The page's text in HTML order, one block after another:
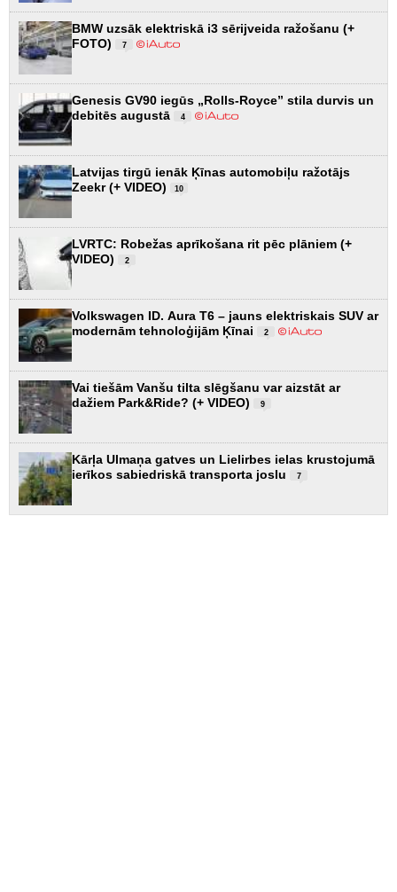
BMW uzsāk elektriskā i3 sērijveida ražošanu (+
FOTO)
7
Genesis GV90 iegūs „Rolls-Royce” stila durvis un
debitēs augustā
4
Latvijas tirgū ienāk Ķīnas automobiļu ražotājs
Zeekr (+ VIDEO)
10
LVRTC: Robežas aprīkošana rit pēc plāniem (+
VIDEO)
2
Volkswagen ID. Aura T6 – jauns elektriskais SUV ar
modernām tehnoloģijām Ķīnai
2
Vai tiešām Vanšu tilta slēgšanu var aizstāt ar
dažiem Park&Ride? (+ VIDEO)
9
Kārļa Ulmaņa gatves un Lielirbes ielas krustojumā
ierīkos sabiedriskā transporta joslu
7